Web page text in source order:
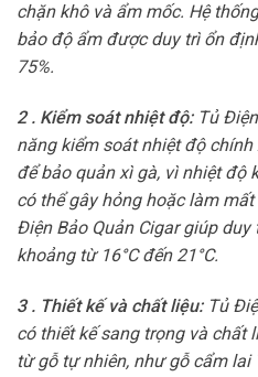
chặn khô và ẩm mốc. Hệ
bảo độ ẩm được duy trì ổn
75%.
2 . Kiểm soát nhiệt độ:Tủ Điện
năng kiểm soát nhiệt độ
để bảo quản xì gà, vì nhiệt độ
có thể gây hỏng hoặc làm
Điện Bảo Quản Cigar giúp
khoảng từ 16°C đến 21°C.
3 . Thiết kế và chất liệu:Tủ
có thiết kế sang trọng và chất
từ gỗ tự nhiên, như gỗ cẩm lai